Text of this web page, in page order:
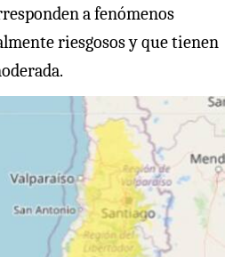
a fenómenos
riesgosos y que tienen